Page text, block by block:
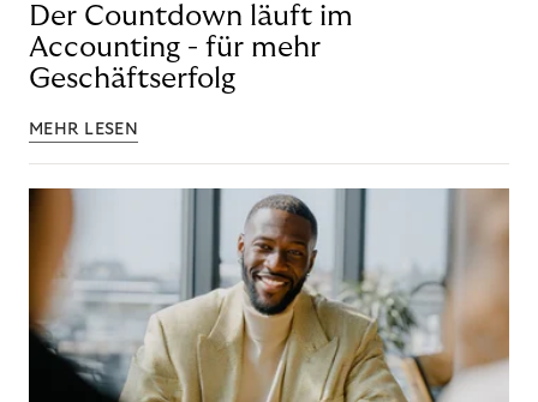
Der Countdown läuft im
Accounting - für mehr
Geschäftserfolg
MEHR LESEN